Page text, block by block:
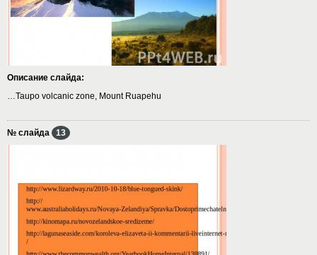
Описание слайда:
…Taupo volcanic zone, Mount Ruapehu
№ слайда 13